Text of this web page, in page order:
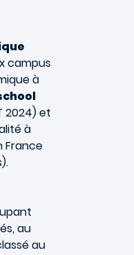
campus
à
2024) et
à
France
au
au